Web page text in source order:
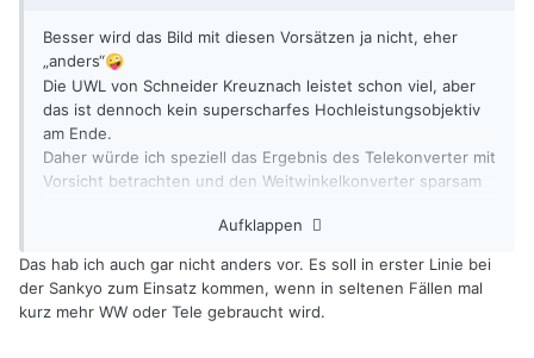
Besser wird das Bild mit diesen Vorsätzen ja nicht, eher
„anders“🤪
Die UWL von Schneider Kreuznach leistet schon viel, aber
das ist dennoch kein superscharfes Hochleistungsobjektiv
am Ende.
Daher würde ich speziell das Ergebnis des Telekonverter mit
Vorsicht betrachten und den Weitwinkelkonverter sparsam
Aufklappen
Das hab ich auch gar nicht anders vor. Es soll in erster Linie bei
der Sankyo zum Einsatz kommen, wenn in seltenen Fällen mal
kurz mehr WW oder Tele gebraucht wird.